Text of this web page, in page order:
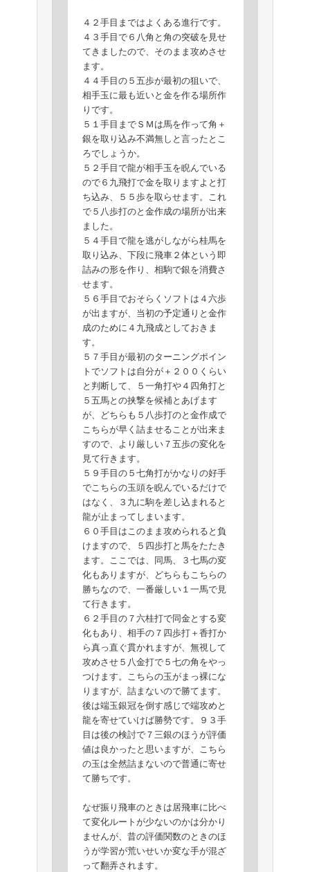
４２手目まではよくある進行です。
４３手目で６八角と角の突破を見せ
てきましたので、そのまま攻めさせ
ます。
４４手目の５五歩が最初の狙いで、
相手玉に最も近いと金を作る場所作
りです。
５１手目までＳＭは馬を作って角＋
銀を取り込み不満無しと言ったとこ
ろでしょうか。
５２手目で龍が相手玉を睨んでいる
ので６九飛打で金を取りますよと打
ち込み、５５歩を取らせます。これ
で５八歩打のと金作成の場所が出来
ました。
５４手目で龍を逃がしながら桂馬を
取り込み、下段に飛車２体という即
詰みの形を作り、相駒で銀を消費さ
せます。
５６手目でおそらくソフトは４六歩
が出ますが、当初の予定通りと金作
成のために４九飛成としておきま
す。
５７手目が最初のターニングポイン
トでソフトは自分が＋２００くらい
と判断して、５一角打や４四角打と
５五馬との挟撃を候補とあげます
が、どちらも５八歩打のと金作成で
こちらが早く詰ませることが出来ま
すので、より厳しい７五歩の変化を
見て行きます。
５９手目の５七角打がかなりの好手
でこちらの玉頭を睨んでいるだけで
はなく、３九に駒を差し込まれると
龍が止まってしまいます。
６０手目はこのまま攻められると負
けますので、５四歩打と馬をたたき
ます。ここでは、同馬、３七馬の変
化もありますが、どちらもこちらの
勝ちなので、一番厳しい１一馬で見
て行きます。
６２手目の７六桂打で同金とする変
化もあり、相手の７四歩打＋香打か
ら真っ直ぐ貫かれますが、無視して
攻めさせ５八金打で５七の角をやっ
つけます。こちらの玉がまっ裸にな
りますが、詰まないので勝てます。
後は端玉銀冠を倒す感じで端攻めと
龍を寄せていけば勝勢です。９３手
目は後の検討で７三銀のほうが評価
値は良かったと思いますが、こちら
の玉は全然詰まないので普通に寄せ
て勝ちです。
なぜ振り飛車のときは居飛車に比べ
て変化ルートが少ないのかは分かり
ませんが、昔の評価関数のときのほ
うが学習が荒いせいか変な手が混ざ
って翻弄されます。